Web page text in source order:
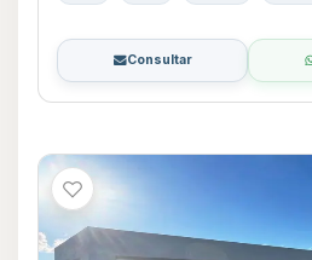
Consultar